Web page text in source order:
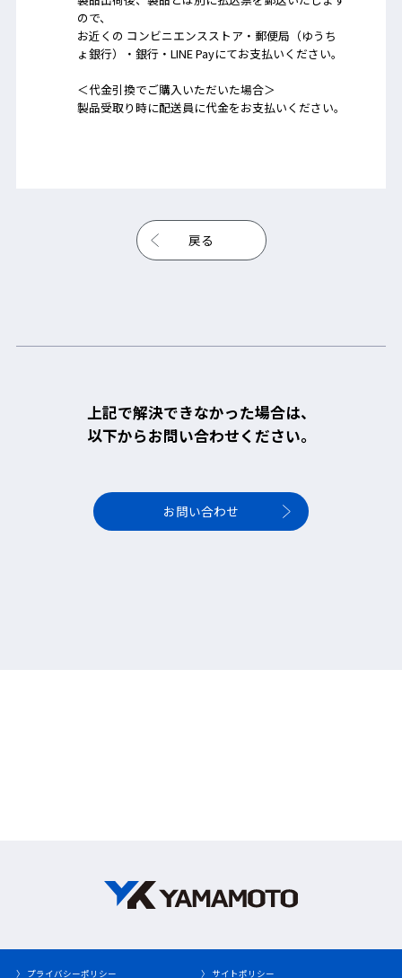
ので、
お近くの コンビニエンスストア・郵便局（ゆうち
ょ銀行）・銀行・LINE Payにてお支払いください。
＜代金引換でご購入いただいた場合＞
製品受取り時に配送員に代金をお支払いください。
戻る
上記で解決できなかった場合は、
以下からお問い合わせください。
お問い合わせ
〉 プライバシーポリシー 〉 サイトポリシー